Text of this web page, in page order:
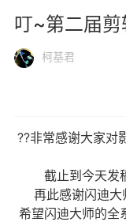
叮~第二届剪
柯基君
??非常感谢大家对
截止到今天发
再此感谢闪迪
希望闪迪大师的全